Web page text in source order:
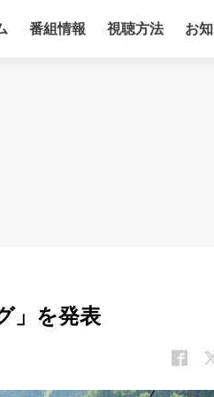
番組情報 視聴方法 お
」を発表